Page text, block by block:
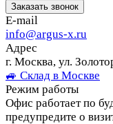
Заказать звонок
E-mail
info@argus-x.ru
Адрес
г. Москва, ул.
🚙 Склад в Москве
Режим работы
Офис работает по
предупредите о